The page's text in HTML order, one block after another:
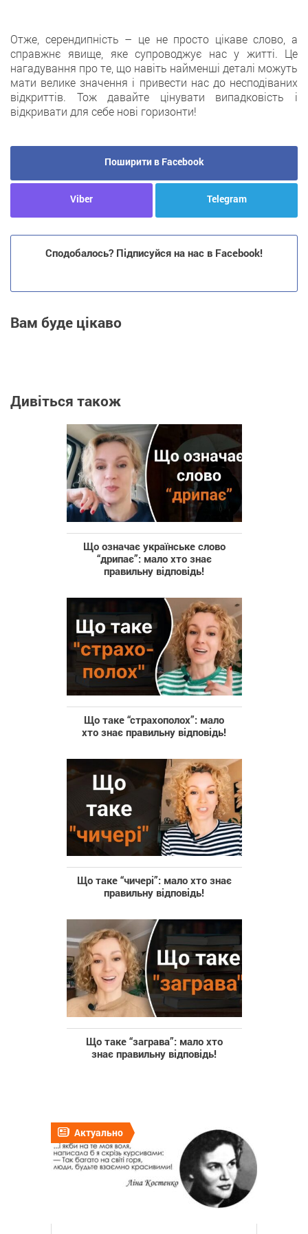
Отже, серендипність – це не просто цікаве слово, а
справжнє явище, яке супроводжує нас у житті. Це
нагадування про те, що навіть найменші деталі можуть
мати велике значення і привести нас до несподіваних
відкриттів. Тож давайте цінувати випадковість і
відкривати для себе нові горизонти!
Поширити в Facebook
Viber Telegram
Сподобалось? Підписуйся на нас в Facebook!
Вам буде цікаво
Дивіться також
Що означає українське слово
“дрипає”: мало хто знає
правильну відповідь!
Що таке “страхополох”: мало
хто знає правильну відповідь!
Що таке “чичері”: мало хто знає
правильну відповідь!
Що таке “заграва”: мало хто
знає правильну відповідь!
Актуально